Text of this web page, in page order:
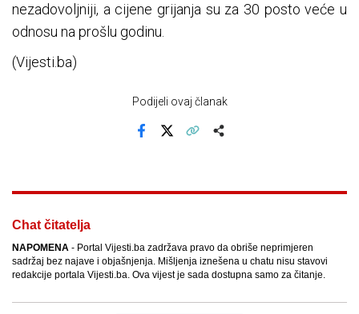
nezadovoljniji, a cijene grijanja su za 30 posto veće u
odnosu na prošlu godinu.
(Vijesti.ba)
Podijeli ovaj članak
Chat čitatelja
NAPOMENA - Portal Vijesti.ba zadržava pravo da obriše neprimjeren
sadržaj bez najave i objašnjenja. Mišljenja iznešena u chatu nisu stavovi
redakcije portala Vijesti.ba. Ova vijest je sada dostupna samo za čitanje.